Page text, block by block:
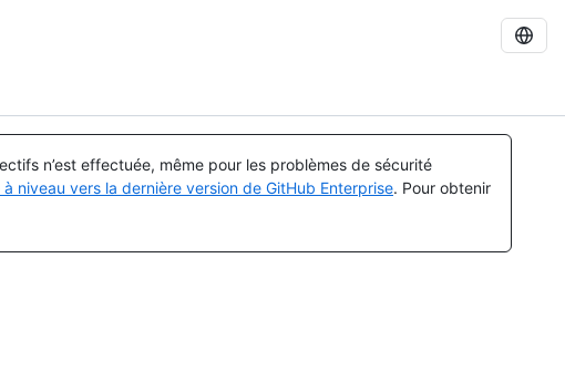
n’est effectuée, même pour les problèmes de sécurité
niveau vers la dernière version de GitHub Enterprise. Pour obtenir